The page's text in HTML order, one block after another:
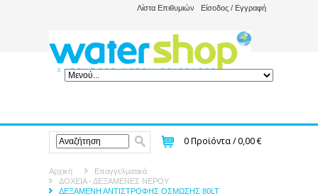
Λίστα Επιθυμιών Είσοδος / Εγγραφή
0Προϊόντα /0,00 €
Αρχική
Επαγγελματικά
ΔΟΧΕΙΑ - ΔΕΞΑΜΕΝΕΣ ΝΕΡΟΥ
ΔΕΞΑΜΕΝΗ ΑΝΤΙΣΤΡΟΦΗΣ ΟΣΜΩΣΗΣ 80LT